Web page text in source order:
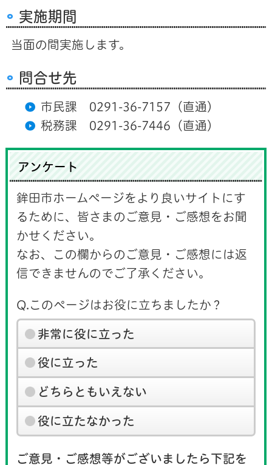
実施期間
当面の間実施します。
問合せ先
市民課 0291-36-7157（直通）
税務課 0291-36-7446（直通）
アンケート
鉾田市ホームページをより良いサイトにす
るために、皆さまのご意見・ご感想をお聞
かせください。
なお、この欄からのご意見・ご感想には返
信できませんのでご了承ください。
Q.このページはお役に立ちましたか？
非常に役に立った
役に立った
どちらともいえない
役に立たなかった
ご意見・ご感想等がございましたら下記を